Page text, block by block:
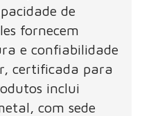
de
fornecem
e confiabilidade
certificada para
inclui
com sede